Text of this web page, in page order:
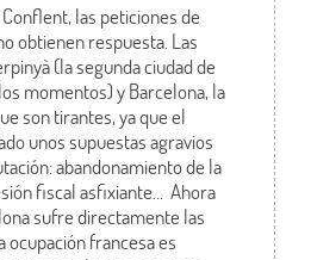
las peticiones de
obtienen respuesta. Las
(la segunda ciudad de
momentos) y Barcelona, la
son tirantes, ya que el
unos supuestas agravios
abandonamiento de la
fiscal asfixiante… Ahora
sufre directamente las
ocupación francesa es